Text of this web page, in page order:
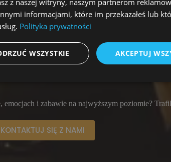
emocjach i zabawie na najwyższym poziomie?
SIĘ Z NAMI
z naszej witryny, naszym partnerom
informacjami, które im przekazałeś lub
Polityka prywatności
AKCEPTUJ
WSZYSTKIE